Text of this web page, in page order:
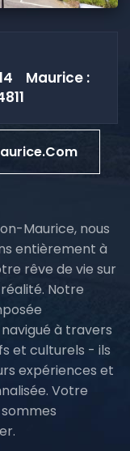
Maurice :
Maurice, nous
entièrement à
rêve de vie sur
Notre
à travers
et culturels - ils
expériences et
Votre